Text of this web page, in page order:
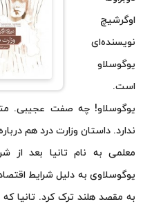
اوگرشیچ
نویسنده‌ای
یوگوسلاو
است.
یوگوسلاو! چه صفت عجیبی.
ندارد. داستان وزارت درد هم
معلمی به نام تانیا بعد
یوگوسلاوی به دلیل شرایط
به مقصد هلند ترک کرد. تانیا که